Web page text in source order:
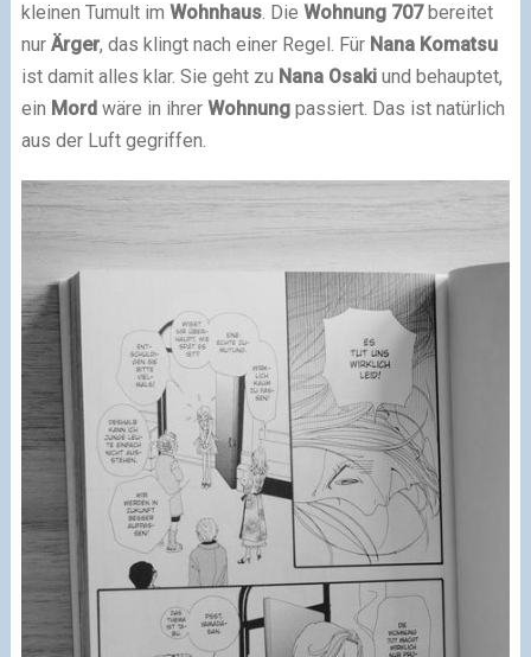
kleinen Tumult im Wohnhaus. Die Wohnung 707bereitet
nur Ärger, das klingt nach einer Regel. Für Nana Komatsu
ist damit alles klar. Sie geht zu Nana Osakiund behauptet,
ein Mordwäre in ihrer Wohnungpassiert. Das ist natürlich
aus der Luft gegriffen.